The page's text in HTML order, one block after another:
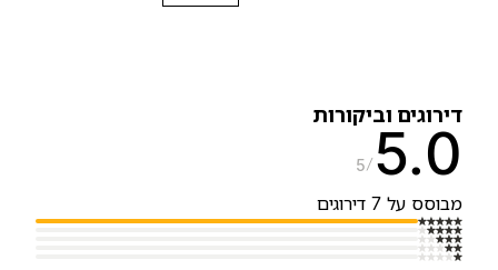
וביקורות
5
על 7 דירוגים